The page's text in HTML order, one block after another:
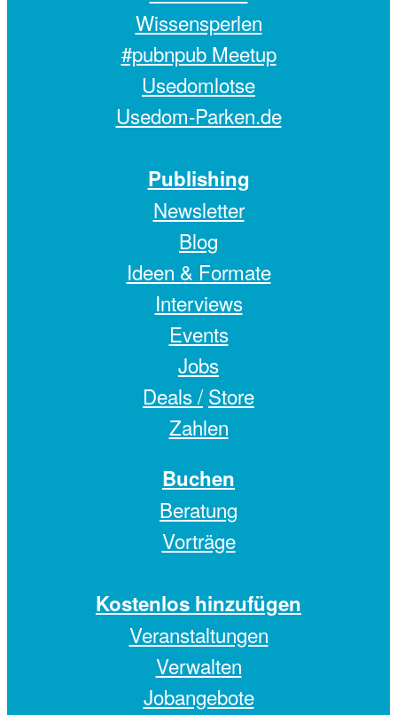
Wissensperlen
#pubnpub Meetup
Usedomlotse
Usedom-Parken.de
Publishing
Newsletter
Blog
Ideen & Formate
Interviews
Events
Jobs
Deals / Store
Zahlen
Buchen
Beratung
Vorträge
Kostenlos hinzufügen
Veranstaltungen
Verwalten
Jobangebote